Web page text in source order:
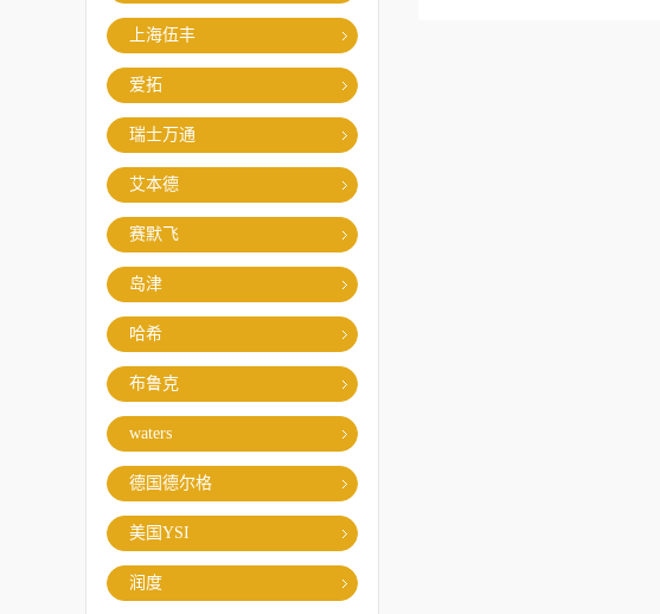
上海伍丰
爱拓
瑞士万通
艾本德
赛默飞
岛津
哈希
布鲁克
waters
德国德尔格
美国YSI
润度